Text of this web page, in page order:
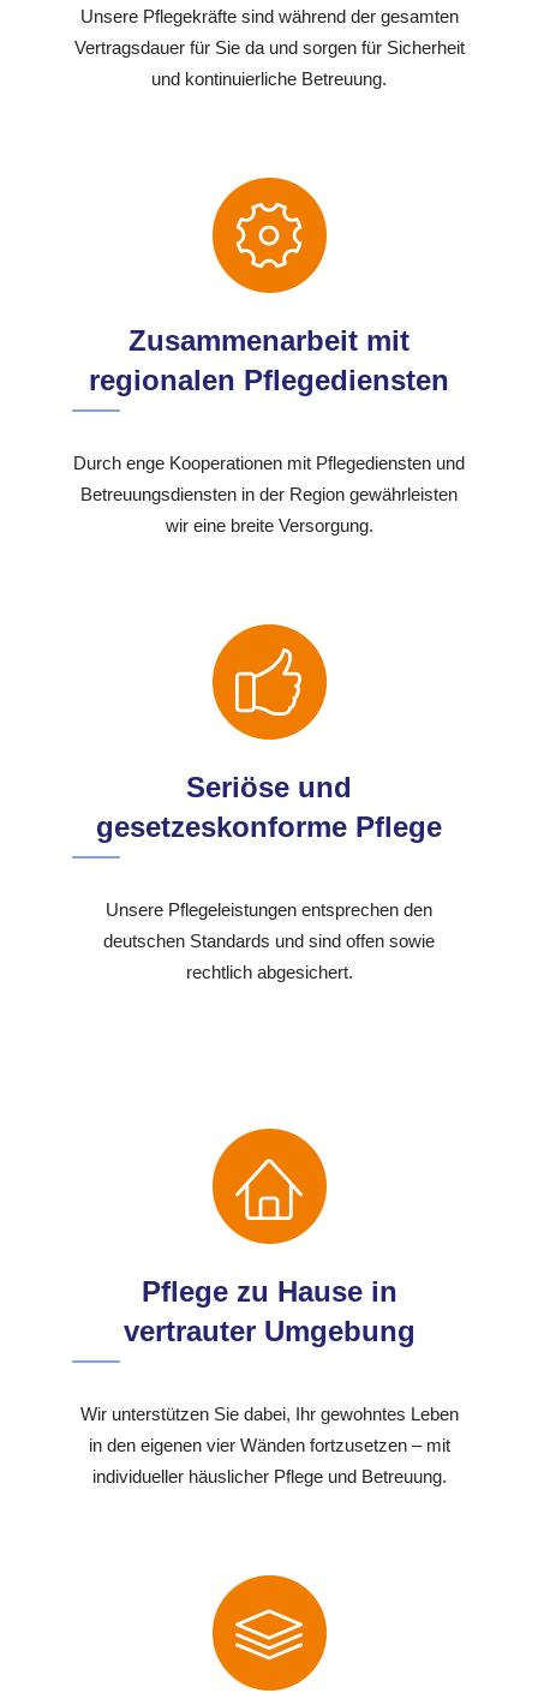
Unsere Pflegekräfte sind während der gesamten
Vertragsdauer für Sie da und sorgen für Sicherheit
und kontinuierliche Betreuung.
Zusammenarbeit mit
regionalen Pflegediensten
Durch enge Kooperationen mit Pflegediensten und
Betreuungsdiensten in der Region gewährleisten
wir eine breite Versorgung.
Seriöse und
gesetzeskonforme Pflege
Unsere Pflegeleistungen entsprechen den
deutschen Standards und sind offen sowie
rechtlich abgesichert.
Pflege zu Hause in
vertrauter Umgebung
Wir unterstützen Sie dabei, Ihr gewohntes Leben
in den eigenen vier Wänden fortzusetzen – mit
individueller häuslicher Pflege und Betreuung.